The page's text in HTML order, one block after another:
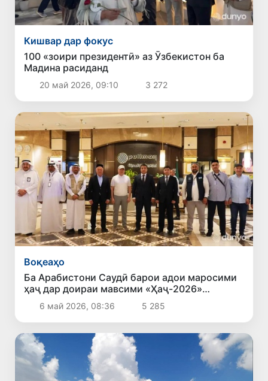
Кишвар дар фокус
100 «зоири президентӣ» аз Ӯзбекистон ба
Мадина расиданд
20 май 2026, 09:10 3 272
Воқеаҳо
Ба Арабистони Саудӣ барои адои маросими
ҳаҷ дар доираи мавсими «Ҳаҷ-2026»
шаҳрвандони Ӯзбекистон омаданд
6 май 2026, 08:36 5 285